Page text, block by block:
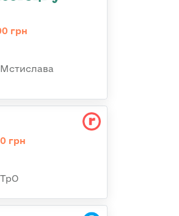
грн
грн
ТрО